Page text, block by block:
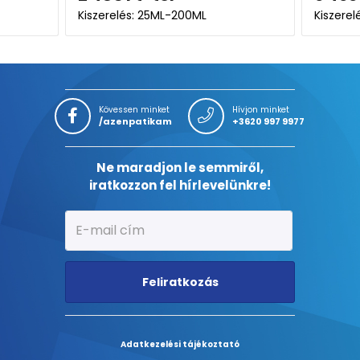
Kiszerelés: 50ML
Kövessen minket
/azenpatikam
Hívjon minket
+3620 997 9977
Ne maradjon le semmiről,
iratkozzon fel hírlevelünkre!
Feliratkozás
Adatkezelési tájékoztató